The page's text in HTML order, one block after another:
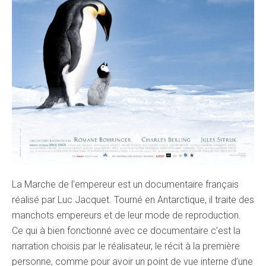
La Marche de l’empereur est un documentaire français
réalisé par Luc Jacquet. Tourné en Antarctique, il traite des
manchots empereurs et de leur mode de reproduction.
Ce qui à bien fonctionné avec ce documentaire c’est la
narration choisis par le réalisateur, le récit à la première
personne, comme pour avoir un point de vue interne d’une